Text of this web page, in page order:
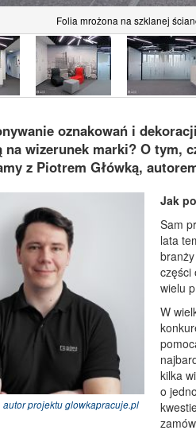
Folia mrożona na szklanej
oznakowań i
na wizerunek marki? O tym,
z Piotrem Główką,
autor projektu glowkapracuje.pl
Jak
Sam
lata
części
wielu
W
kilka
o